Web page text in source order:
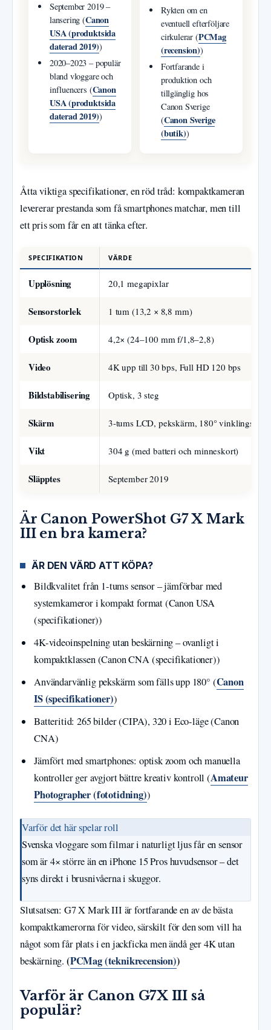
September 2019 –
lansering (Canon
USA (produktsida
daterad 2019))
2020–2023 – populär
bland vloggare och
influencers (Canon
USA (produktsida
daterad 2019))
Rykten om en
eventuell efterföljare
cirkulerar (PCMag
(recension))
Fortfarande i
produktion och
tillgänglig hos
Canon Sverige
(Canon Sverige
(butik))
Åtta viktiga specifikationer, en röd tråd: kompaktkameran
levererar prestanda som få smartphones matchar, men till
ett pris som får en att tänka efter.
SPECIFIKATION VÄRDE
Upplösning 20,1 megapixlar
Sensorstorlek 1 tum (13,2 × 8,8 mm)
Optisk zoom 4,2× (24–100 mm f/1,8–2,8)
Video 4K upp till 30 bps, Full HD 120 bps
Bildstabilisering Optisk, 3 steg
Skärm 3-tums LCD, pekskärm, 180° vinklingsbar
Vikt 304 g (med batteri och minneskort)
Släpptes September 2019
Är Canon PowerShot G7 X Mark
III en bra kamera?
ÄR DEN VÄRD ATT KÖPA?
Bildkvalitet från 1-tums sensor – jämförbar med
systemkameror i kompakt format (Canon USA
(specifikationer))
4K-videoinspelning utan beskärning – ovanligt i
kompaktklassen (Canon CNA (specifikationer))
Användarvänlig pekskärm som fälls upp 180° (Canon
IS (specifikationer))
Batteritid: 265 bilder (CIPA), 320 i Eco-läge (Canon
CNA)
Jämfört med smartphones: optisk zoom och manuella
kontroller ger avgjort bättre kreativ kontroll (Amateur
Photographer (fototidning))
Varför det här spelar roll
Svenska vloggare som filmar i naturligt ljus får en sensor
som är 4× större än en iPhone 15 Pros huvudsensor – det
syns direkt i brusnivåerna i skuggor.
Slutsatsen: G7 X Mark III är fortfarande en av de bästa
kompaktkamerorna för video, särskilt för den som vill ha
något som får plats i en jackficka men ändå ger 4K utan
beskärning. (PCMag (teknikrecension))
Varför är Canon G7X III så
populär?